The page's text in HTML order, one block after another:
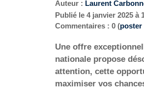
Auteur : Laurent
Publié le 4 janvier 2025 à
Commentaires : 0 (poster
Une offre
nationale propose
attention, cette
maximiser vos